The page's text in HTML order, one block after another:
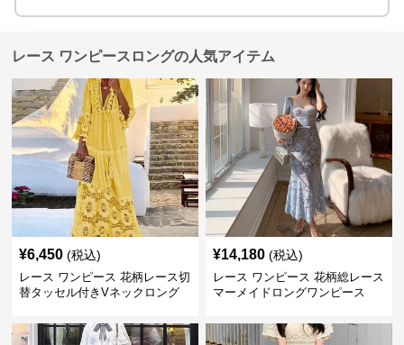
レース ワンピースロングの人気アイテム
¥6,450 (税込)
レース ワンピース 花柄レース切
替タッセル付きVネックロング
¥14,180 (税込)
レース ワンピース 花柄総レース
マーメイドロングワンピース